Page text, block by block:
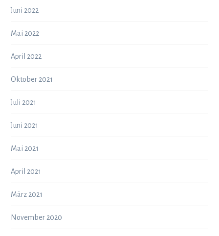
Juni 2022
Mai 2022
April 2022
Oktober 2021
Juli 2021
Juni 2021
Mai 2021
April 2021
März 2021
November 2020